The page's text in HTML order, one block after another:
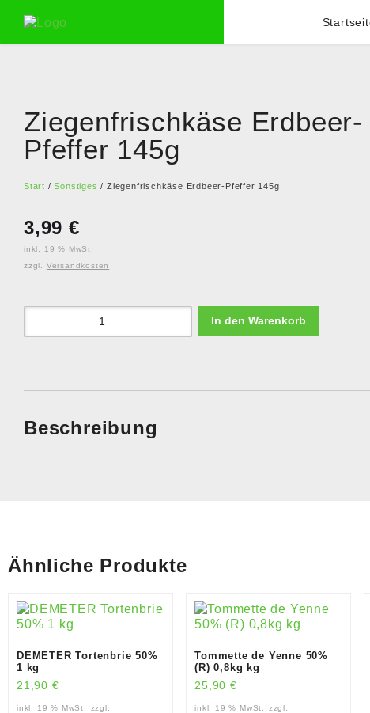
Ziegenfrischkäse Erdbeer-
Pfeffer 145g
Start /Sonstiges / Ziegenfrischkäse Erdbeer-Pfeffer 145g
3,99 €
inkl. 19 % MwSt.
zzgl. Versandkosten
In den Warenkorb
Beschreibung
Ähnliche Produkte
DEMETER Tortenbrie 50%
1 kg
21,90 €
inkl. 19 % MwSt.
zzgl.
Tommette de Yenne 50%
(R) 0,8kg kg
25,90 €
inkl. 19 % MwSt.
zzgl.